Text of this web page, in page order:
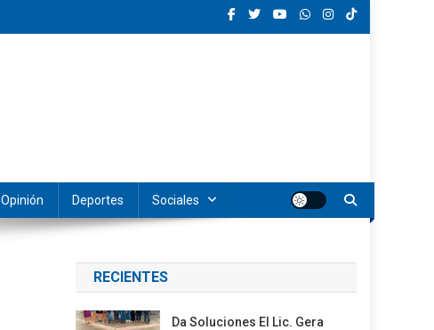
Opinión Deportes Sociales
RECIENTES
Da Soluciones El Lic. Gera